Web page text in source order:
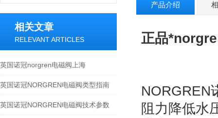
相关文章
RELEVANT ARTICLES
英国诺冠norgren电磁阀上海
英国诺冠NORGREN电磁阀类型指南
英国诺冠NORGREN电磁阀技术参数
产品介绍
正品*
NORGREN
阻力降低水